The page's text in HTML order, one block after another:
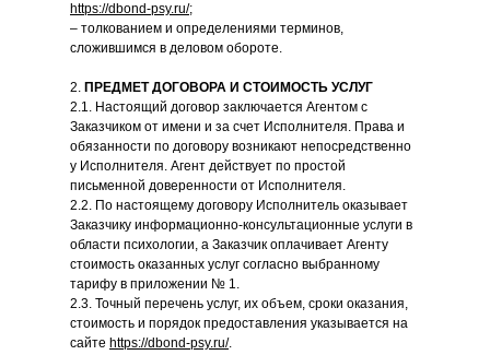
https://dbond-psy.ru/;
– толкованием и определениями терминов,
сложившимся в деловом обороте.
2. ПРЕДМЕТ ДОГОВОРА И СТОИМОСТЬ УСЛУГ
2.1. Настоящий договор заключается Агентом с
Заказчиком от имени и за счет Исполнителя. Права и
обязанности по договору возникают непосредственно
у Исполнителя. Агент действует по простой
письменной доверенности от Исполнителя.
2.2. По настоящему договору Исполнитель оказывает
Заказчику информационно-консультационные услуги в
области психологии, а Заказчик оплачивает Агенту
стоимость оказанных услуг согласно выбранному
тарифу в приложении № 1.
2.3. Точный перечень услуг, их объем, сроки оказания,
стоимость и порядок предоставления указывается на
сайте https://dbond-psy.ru/.